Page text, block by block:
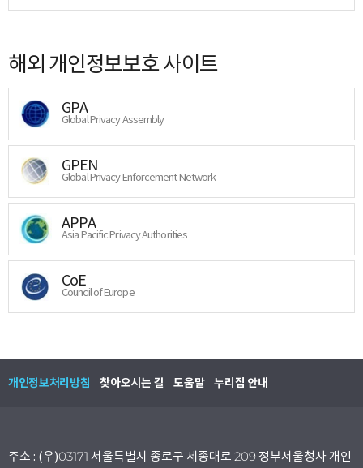
해외 개인정보보호 사이트
GPA
Global Privacy Assembly
GPEN
Global Privacy Enforcement Network
APPA
Asia Pacific Privacy Authorities
CoE
Council of Europe
개인정보처리방침 찾아오시는 길 도움말 누리집 안내
주소 : (우)03171 서울특별시 종로구 세종대로 209 정부서울청사 개인